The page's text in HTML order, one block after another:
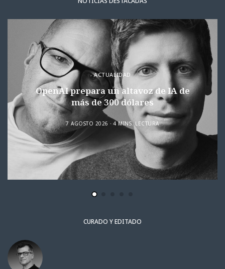
ACTUALIDAD
OpenAI prepara un altavoz de IA de
más de 300 dólares
7 AGOSTO 2026 4 MINS. LECTURA
CURADO Y EDITADO